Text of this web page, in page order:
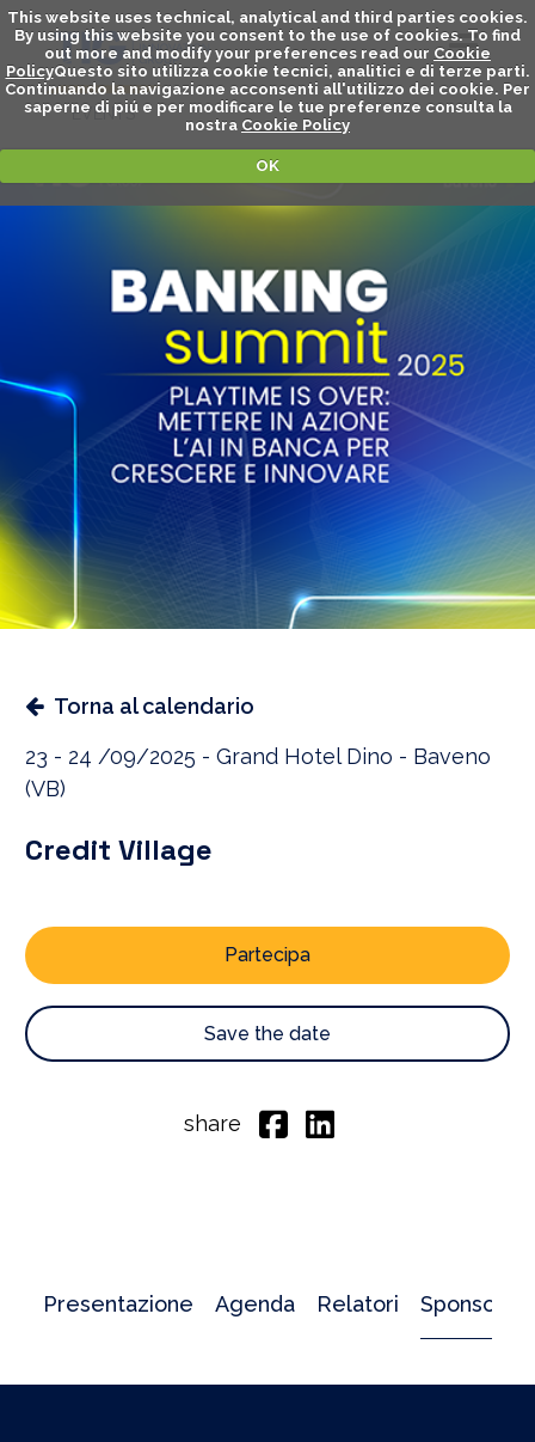
This website uses technical, analytical and third parties cookies.
By using this website you consent to the use of cookies. To find
out more and modify your preferences read our Cookie
PolicyQuesto sito utilizza cookie tecnici, analitici e di terze parti.
Continuando la navigazione acconsenti all'utilizzo dei cookie. Per
saperne di piú e per modificare le tue preferenze consulta la
nostra Cookie Policy
OK
EVENTS
Torna al calendario
23 - 24 /09/2025 - Grand Hotel Dino - Baveno
(VB)
Credit Village
Partecipa
Save the date
share
Presentazione Agenda Relatori Sponsor